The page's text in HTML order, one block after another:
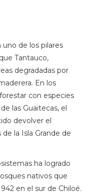
de los pilares
Tantauco,
degradadas por
En los
con especies
las Guaitecas, el
devolver el
la Isla Grande de
ha logrado
nativos que
en el sur de Chiloé.